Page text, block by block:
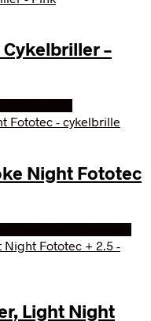
Cykelbriller –
Night Fototec
Light Night